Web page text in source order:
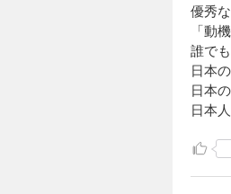
優秀
「動
誰で
日本
日本
日本